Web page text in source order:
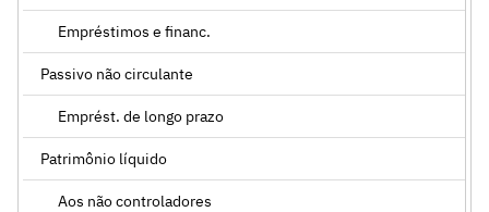
Empréstimos e financ.
Passivo não circulante
Emprést. de longo prazo
Patrimônio líquido
Aos não controladores